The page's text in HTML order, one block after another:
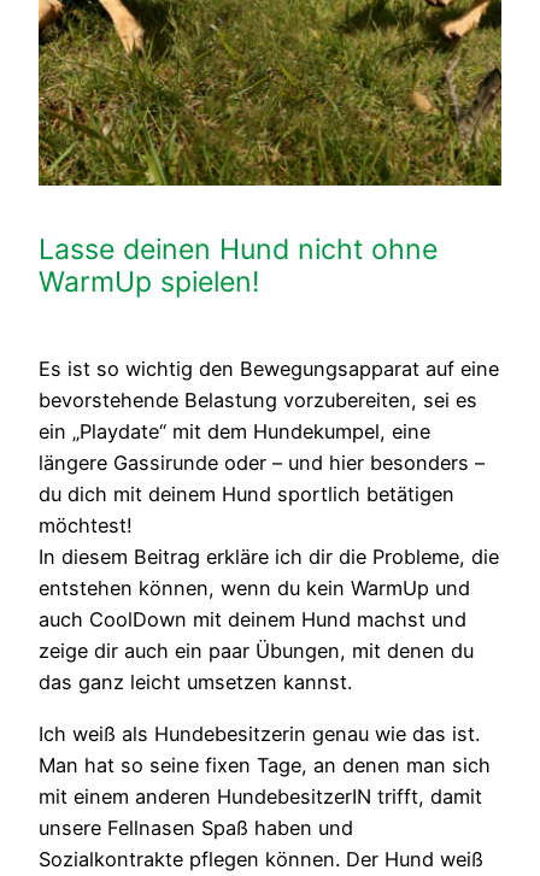
Lasse deinen Hund nicht ohne
WarmUp spielen!
Es ist so wichtig den Bewegungsapparat auf eine
bevorstehende Belastung vorzubereiten, sei es
ein „Playdate“ mit dem Hundekumpel, eine
längere Gassirunde oder – und hier besonders –
du dich mit deinem Hund sportlich betätigen
möchtest!
In diesem Beitrag erkläre ich dir die Probleme, die
entstehen können, wenn du kein WarmUp und
auch CoolDown mit deinem Hund machst und
zeige dir auch ein paar Übungen, mit denen du
das ganz leicht umsetzen kannst.
Ich weiß als Hundebesitzerin genau wie das ist.
Man hat so seine fixen Tage, an denen man sich
mit einem anderen HundebesitzerIN trifft, damit
unsere Fellnasen Spaß haben und
Sozialkontrakte pflegen können. Der Hund weiß